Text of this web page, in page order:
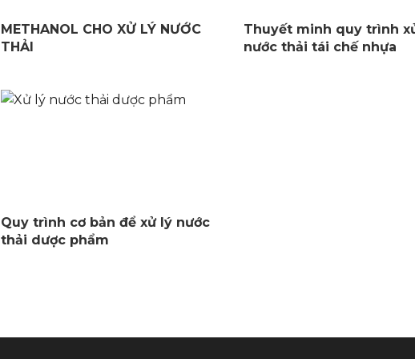
METHANOL CHO XỬ LÝ NƯỚC
THẢI
Thuyết minh quy trình
nước thải tái chế nhựa
Quy trình cơ bản để xử lý nước
thải dược phẩm